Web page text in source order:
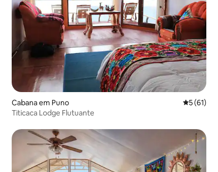
Cabana em Puno
5 (61)
Titicaca Lodge Flutuante